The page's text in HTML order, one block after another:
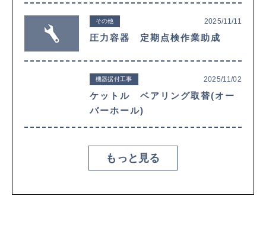
その他 2025/11/11
圧力容器 定期点検作業助成
機器据付工事 2025/11/02
ケットル ベアリング取替(オー
バーホール)
もっと見る